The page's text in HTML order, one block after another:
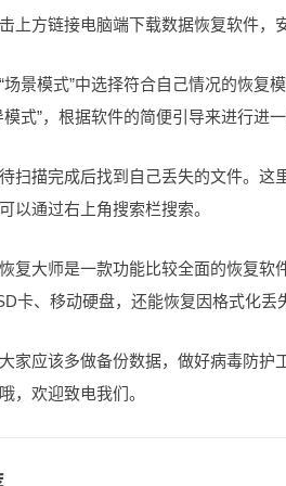
上方链接电脑端下载数据恢复软件，
场景模式”中选择符合自己情况的恢
式”，根据软件的简便引导来进行进一
扫描完成后找到自己丢失的文件。这
以通过右上角搜索栏搜索。
复大师是一款功能比较全面的恢复软
卡、移动硬盘，还能恢复因格式化丢
家应该多做备份数据，做好病毒防护
，欢迎致电我们。